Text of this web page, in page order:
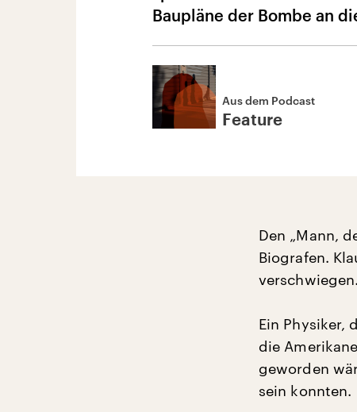
Baupläne der Bombe an
Aus dem Podcast
Feature
Den „Mann,
Biografen.
verschwiegen.
Ein Physiker,
die
geworden
sein konnten.